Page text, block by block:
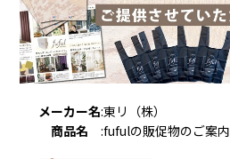
メーカー名:東リ（株）
商品名
:fufulの販促物のご案内